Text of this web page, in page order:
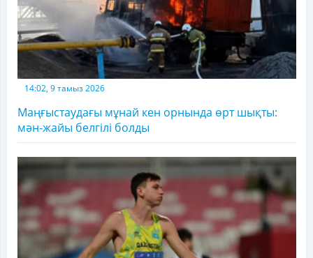
14:02, 9 тамыз 2026
Маңғыстаудағы мұнай кен орнында өрт шықты:
мән-жайы белгілі болды